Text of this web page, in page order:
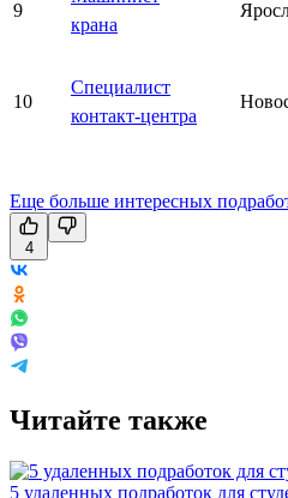
9
крана
10
Специалист
контакт-центра
Еще больше интересных
4
Читайте также
5 удаленных подработок для